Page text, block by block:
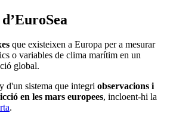
que existeixen a Europa per a mesurar
o variables de clima marítim en un
global.
d'un sistema que integri observacions i
en les mars europees, incloent-hi la
.